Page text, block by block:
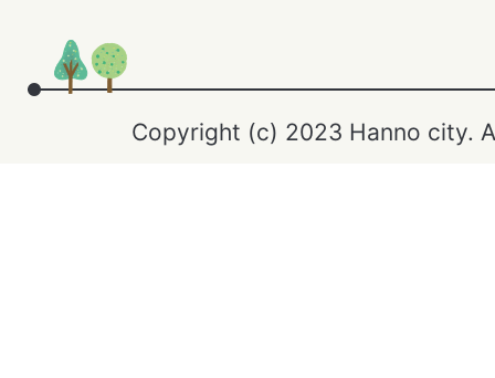
Copyright (c) 2023 Hanno city.